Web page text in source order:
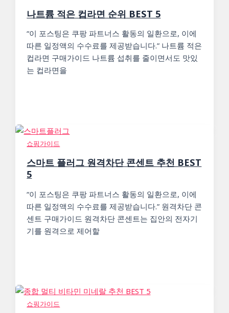
나트륨 적은 컵라면 순위 BEST 5
“이 포스팅은 쿠팡 파트너스 활동의 일환으로, 이에
따른 일정액의 수수료를 제공받습니다.” 나트륨 적은
컵라면 구매가이드 나트륨 섭취를 줄이면서도 맛있
는 컵라면을
쇼핑가이드
스마트 플러그 원격차단 콘센트 추천 BEST
5
“이 포스팅은 쿠팡 파트너스 활동의 일환으로, 이에
따른 일정액의 수수료를 제공받습니다.” 원격차단 콘
센트 구매가이드 원격차단 콘센트는 집안의 전자기
기를 원격으로 제어할
쇼핑가이드